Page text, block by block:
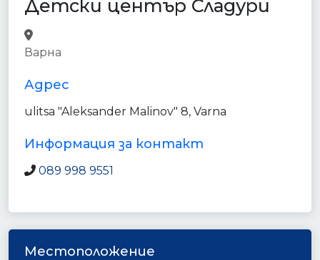
Детски център Сладури
Варна
Адрес
ulitsa "Aleksander Malinov" 8, Varna
Информация за контакт
089 998 9551
Местоположение